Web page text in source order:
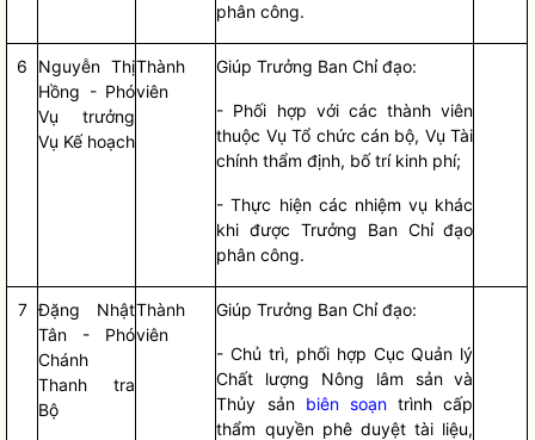
phân công.
6
Nguyễn Thị
Hồng - Phó
Vụ trưởng
Vụ Kế hoạch
Thành
viên
Giúp Trưởng BanChỉ đạo:
- Phối hợp với các thành viên
thuộc Vụ Tổ chức cán bộ, Vụ Tài
chính thẩm định, bố trí kinh phí;
- Thực hiện các nhiệm vụ khác
khi được Trưởng Ban Chỉ đạo
phân công.
7 Đặng Nhật
Tân - Phó
Chánh
Thanh tra
Bộ
Thành
viên
Giúp Trưởng BanChỉ đạo:
- Chủ trì, phối hợp Cục Quản lý
Chất lượng Nông lâm sản và
Thủy sản biên soạntrình cấp
thẩm quyềnphê duyệt tài liệu,